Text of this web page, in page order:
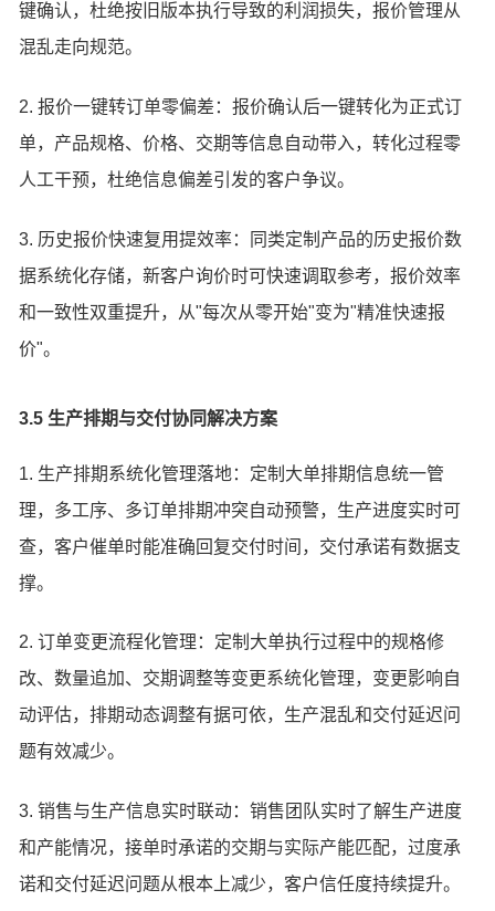
键确认，杜绝按旧版本执行导致的利润损失，报价管理从
混乱走向规范。
2. 报价一键转订单零偏差：报价确认后一键转化为正式订
单，产品规格、价格、交期等信息自动带入，转化过程零
人工干预，杜绝信息偏差引发的客户争议。
3. 历史报价快速复用提效率：同类定制产品的历史报价数
据系统化存储，新客户询价时可快速调取参考，报价效率
和一致性双重提升，从"每次从零开始"变为"精准快速报
价"。
3.5 生产排期与交付协同解决方案
1. 生产排期系统化管理落地：定制大单排期信息统一管
理，多工序、多订单排期冲突自动预警，生产进度实时可
查，客户催单时能准确回复交付时间，交付承诺有数据支
撑。
2. 订单变更流程化管理：定制大单执行过程中的规格修
改、数量追加、交期调整等变更系统化管理，变更影响自
动评估，排期动态调整有据可依，生产混乱和交付延迟问
题有效减少。
3. 销售与生产信息实时联动：销售团队实时了解生产进度
和产能情况，接单时承诺的交期与实际产能匹配，过度承
诺和交付延迟问题从根本上减少，客户信任度持续提升。